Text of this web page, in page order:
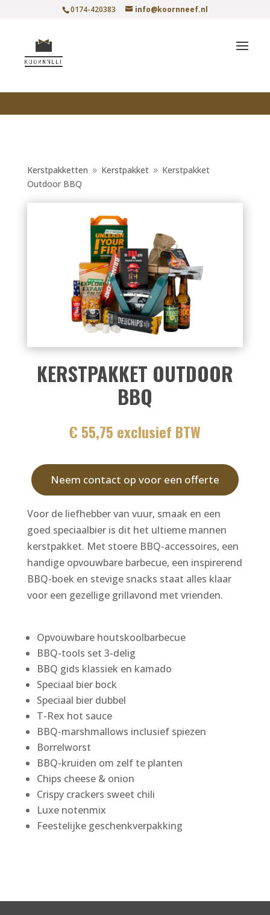
0174-420383 info@koornneef.nl
Kerstpakketten 9 Kerstpakket 9 Kerstpakket
Outdoor BBQ
KERSTPAKKET OUTDOOR
BBQ
€ 55,75 exclusief BTW
Neem contact op voor een offerte
Voor de liefhebber van vuur, smaak en een
goed speciaalbier is dit het ultieme mannen
kerstpakket. Met stoere BBQ-accessoires, een
handige opvouwbare barbecue, een inspirerend
BBQ-boek en stevige snacks staat alles klaar
voor een gezellige grillavond met vrienden.
Opvouwbare houtskoolbarbecue
BBQ-tools set 3-delig
BBQ gids klassiek en kamado
Speciaal bier bock
Speciaal bier dubbel
T-Rex hot sauce
BBQ-marshmallows inclusief spiezen
Borrelworst
BBQ-kruiden om zelf te planten
Chips cheese & onion
Crispy crackers sweet chili
Luxe notenmix
Feestelijke geschenkverpakking